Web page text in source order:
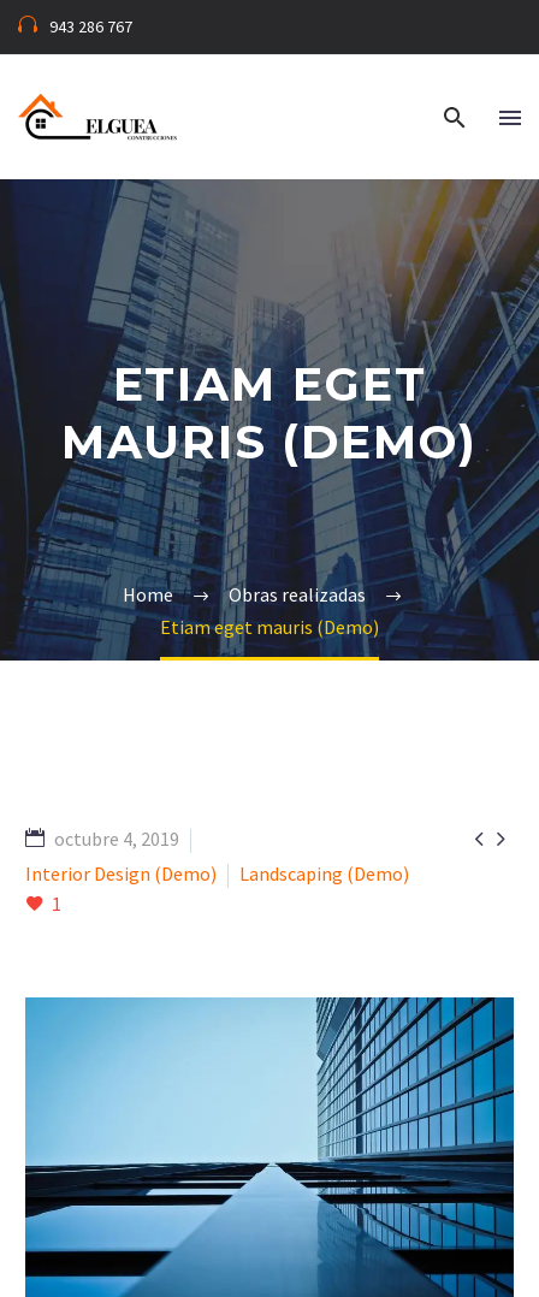
943 286 767
ETIAM EGET
MAURIS (DEMO)
Home
Obras realizadas
Etiam eget mauris (Demo)
 
octubre 4, 2019
Interior Design (Demo)
Landscaping (Demo)
1